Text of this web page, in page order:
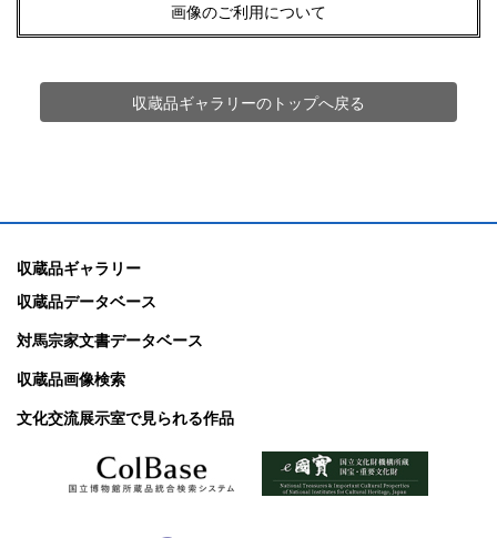
画像のご利用について
収蔵品ギャラリーのトップへ戻る
収蔵品ギャラリー
収蔵品データベース
対馬宗家文書データベース
収蔵品画像検索
文化交流展示室で見られる作品